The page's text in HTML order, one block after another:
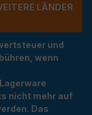
LÄNDER NU
und
wenn
nicht mehr auf
Das